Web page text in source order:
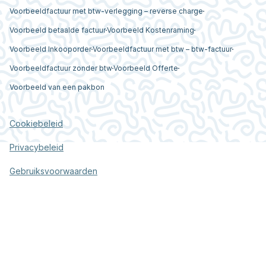
Voorbeeldfactuur met btw-verlegging – reverse charge
Voorbeeld betaalde factuurVoorbeeld Kostenraming
Voorbeeld InkooporderVoorbeeldfactuur met btw – btw-factuur
Voorbeeldfactuur zonder btwVoorbeeld Offerte
Voorbeeld van een pakbon
Cookiebeleid
Privacybeleid
Gebruiksvoorwaarden